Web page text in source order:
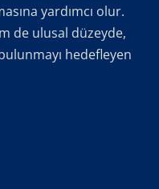
yardımcı olur.
de ulusal düzeyde,
hedefleyen